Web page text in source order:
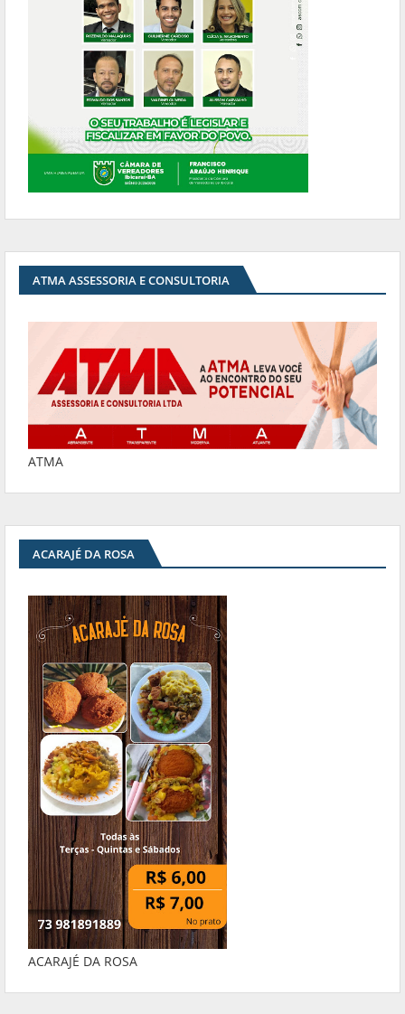
ATMA ASSESSORIA E CONSULTORIA
ATMA
ACARAJÉ DA ROSA
ACARAJÉ DA ROSA